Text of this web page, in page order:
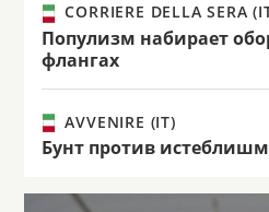
CORRIERE DELLA SERA
Популизм набирает
флангах
AVVENIRE (IT)
Бунт против